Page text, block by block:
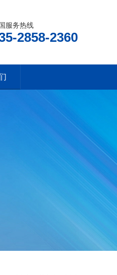
服务热线
2858-2360